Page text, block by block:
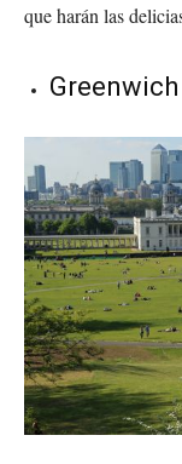
que harán las